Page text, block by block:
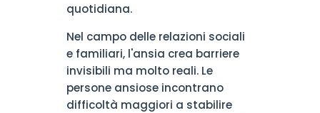
quotidiana.
Nel campo delle relazioni sociali
e familiari, l'ansia crea barriere
invisibili ma molto reali. Le
persone ansiose incontrano
difficoltà maggiori a stabilire